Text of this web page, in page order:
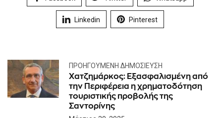
Linkedin Pinterest
ΠΡΟΗΓΟΎΜΕΝΗ ΔΗΜΟΣΊΕΥΣΗ
Χατζημάρκος: Εξασφαλισμένη από
την Περιφέρεια η χρηματοδότηση
τουριστικής προβολής της
Σαντορίνης